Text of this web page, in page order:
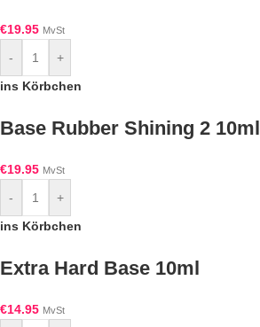
€19.95 MvSt
-
+
ins Körbchen
Base Rubber Shining 2 10ml
€19.95 MvSt
-
+
ins Körbchen
Extra Hard Base 10ml
€14.95 MvSt